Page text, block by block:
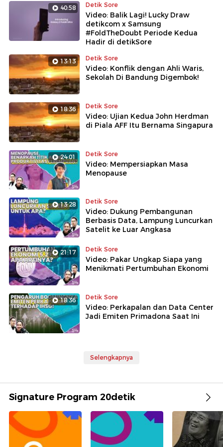
Gaza.
40:58 Detik Sore
Video: Balik Lagi! Lucky Draw
detikcom x Samsung
#FoldTheDoubt Periode Kedua
Hadir di detikSore
13:13 Detik Sore
Video: Konflik dengan Ahli Waris,
Sekolah Di Bandung Digembok!
18:36 Detik Sore
Video: Ujian Kedua John Herdman
di Piala AFF Itu Bernama Singapura
24:01 Detik Sore
Video: Mempersiapkan Masa
Menopause
13:28 Detik Sore
Video: Dukung Pembangunan
Berbasis Data, Lampung Luncurkan
Satelit ke Luar Angkasa
21:17 Detik Sore
Video: Pakar Ungkap Siapa yang
Menikmati Pertumbuhan Ekonomi
18:36 Detik Sore
Video: Perkapalan dan Data Center
Jadi Emiten Primadona Saat Ini
Selengkapnya
Signature Program 20detik